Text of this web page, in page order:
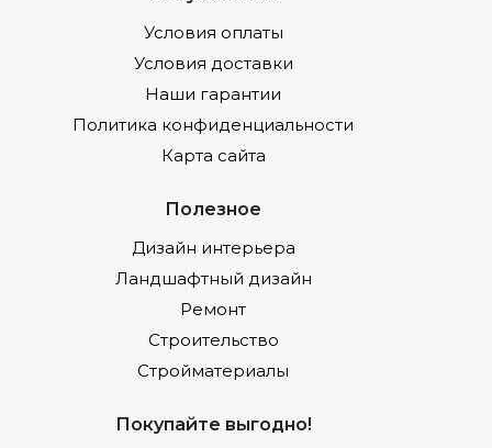
Условия оплаты
Условия доставки
Наши гарантии
Политика конфиденциальности
Карта сайта
Полезное
Дизайн интерьера
Ландшафтный дизайн
Ремонт
Строительство
Стройматериалы
Покупайте выгодно!